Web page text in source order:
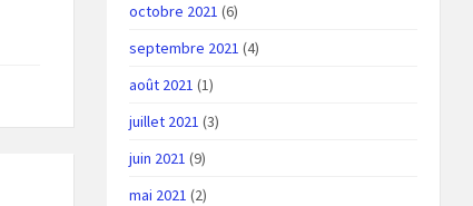
octobre 2021 (6)
septembre 2021 (4)
août 2021 (1)
juillet 2021 (3)
juin 2021 (9)
mai 2021 (2)